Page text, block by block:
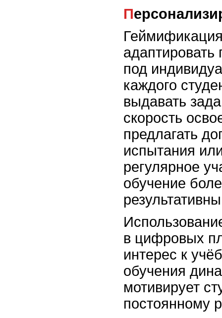
адаптировать
под
каждого
выдавать
скорость
предлагать
испытания
регулярное
обучение
в цифровых
интерес к
обучения
мотивирует
постоянному